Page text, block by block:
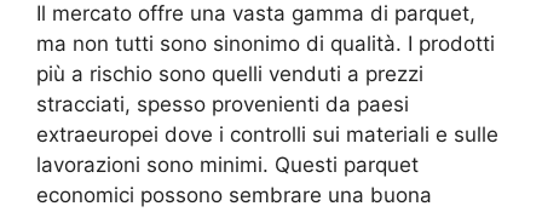
Il mercato offre una vasta gamma di parquet,
ma non tutti sono sinonimo di qualità. I prodotti
più a rischio sono quelli venduti a prezzi
stracciati, spesso provenienti da paesi
extraeuropei dove i controlli sui materiali e sulle
lavorazioni sono minimi. Questi parquet
economici possono sembrare una buona